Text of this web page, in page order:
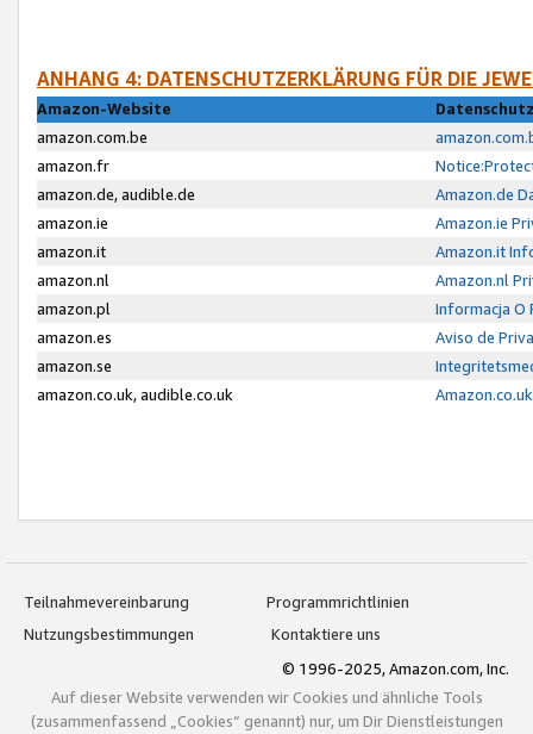
ANHANG 4: DATENSCHUTZERKLÄRUNG FÜR DIE
Amazon-Website
amazon.com.be
amazon.fr
amazon.de, audible.de
Amazon.de
amazon.ie
Amazon.ie
amazon.it
Amazon.it
amazon.nl
Amazon.nl
amazon.pl
Informacja O
amazon.es
Aviso de
amazon.se
amazon.co.uk, audible.co.uk
Teilnahmevereinbarung
Programmrichtlinien
Nutzungsbestimmungen
Kontaktiere uns
© 1996-2025, Amazon.com, Inc.
Auf dieser Website verwenden wir Cookies und ähnliche Tools
(zusammenfassend „Cookies“ genannt) nur, um Dir Dienstleistungen